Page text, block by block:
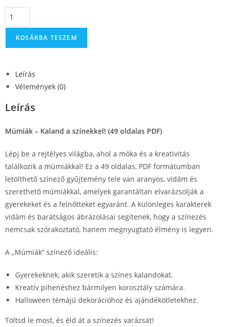
KOSÁRBA TESZEM
Leírás
Vélemények (0)
Leírás
Múmiák – Kaland a színekkel! (49 oldalas PDF)
Lépj be a rejtélyes világba, ahol a móka és a kreativitás
találkozik a múmiákkal! Ez a 49 oldalas, PDF formátumban
letölthető színező gyűjtemény tele van aranyos, vidám és
szerethető múmiákkal, amelyek garantáltan elvarázsolják a
gyerekeket és a felnőtteket egyaránt. A különleges karakterek
vidám és barátságos ábrázolásai segítenek, hogy a színezés
nemcsak szórakoztató, hanem megnyugtató élmény is legyen.
A „Múmiák” színező ideális:
Gyerekeknek, akik szeretik a színes kalandokat.
Kreatív pihenéshez bármilyen korosztály számára.
Halloween témájú dekorációhoz és ajándékötletekhez.
Töltsd le most, és éld át a színezés varázsát!